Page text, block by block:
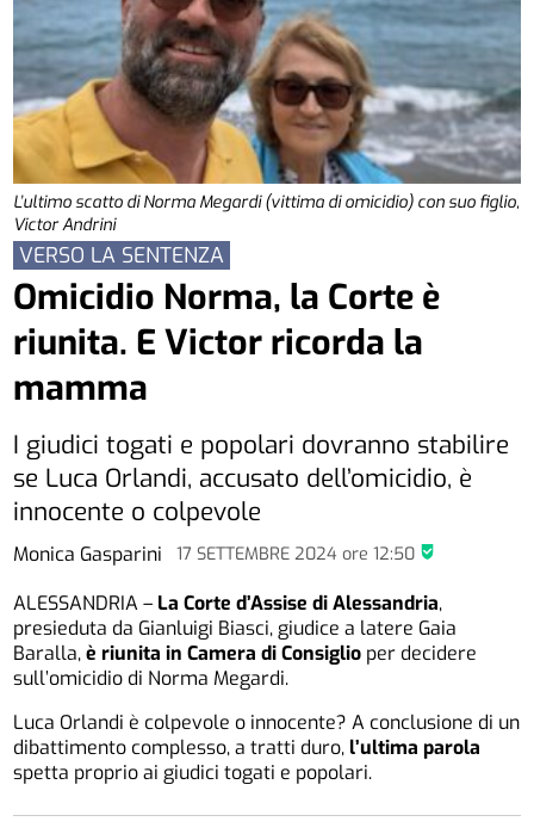
L’ultimo scatto di Norma Megardi (vittima di omicidio) con suo figlio,
Victor Andrini
Monica Gasparini 17 SETTEMBRE 2024ore 12:50
VERSO LA SENTENZA
Omicidio Norma, la Corte è
riunita. E Victor ricorda la
mamma
I giudici togati e popolari dovranno stabilire
se Luca Orlandi, accusato dell’omicidio, è
innocente o colpevole
ALESSANDRIA – La Corte d’Assise di Alessandria,
presieduta da Gianluigi Biasci, giudice a latere Gaia
Baralla,è riunita in Camera di Consiglio per decidere
sull’omicidio di Norma Megardi.
Luca Orlandi è colpevole o innocente? A conclusione di un
dibattimento complesso, a tratti duro,l’ultima parola
spetta proprio ai giudici togati e popolari.